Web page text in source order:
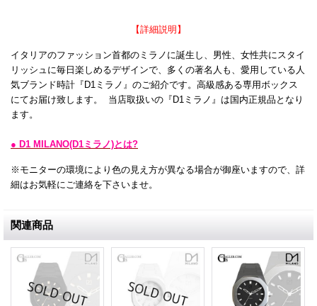
【詳細説明】
イタリアのファッション首都のミラノに誕生し、男性、女性共にスタイ
リッシュに毎日楽しめるデザインで、多くの著名人も、愛用している人
気ブランド時計『D1ミラノ』のご紹介です。高級感ある専用ボックス
にてお届け致します。 当店取扱いの『D1ミラノ』は国内正規品となり
ます。
● D1 MILANO(D1ミラノ)とは?
※モニターの環境により色の見え方が異なる場合が御座いますので、詳
細はお気軽にご連絡を下さいませ。
関連商品